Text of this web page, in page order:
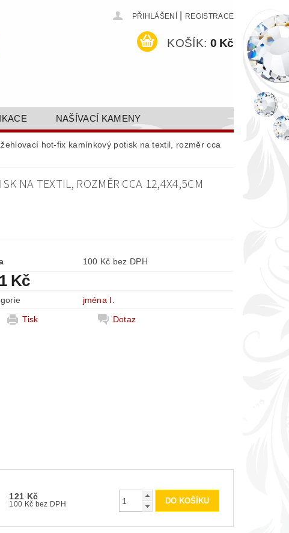
PŘIHLÁŠENÍ REGISTRACE
KOŠÍK: 0 Kč
NAŠÍVACÍ KAMENY
A SLEVY GALERIE
OCHRANY OSOBNÍCH ÚDAJŮ
hot-fix kamínkový potisk na textil, rozměr cca
NA TEXTIL, ROZMĚR CCA 12,4X4,5CM
100 Kč bez DPH
Kč
jména I.
Tisk
Dotaz
121 Kč
100 Kč bez DPH